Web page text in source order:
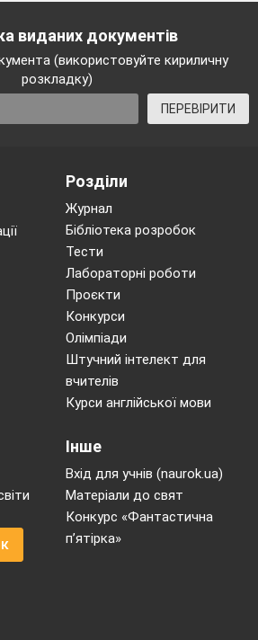
виданих документів
(використовуйте кириличну
розкладку)
ПЕРЕВІРИТИ
Розділи
Журнал
Бібліотека розробок
Тести
Лабораторні роботи
Проєкти
Конкурси
Олімпіади
Штучний інтелект для
вчителів
Курси англійської мови
Інше
Вхід для учнів (naurok.ua)
Матеріали до свят
Конкурс «Фантастична
п’ятірка»